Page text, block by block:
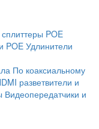
POE
POE Удлинители
По коаксиальному
разветвители и
Видеопередатчики и